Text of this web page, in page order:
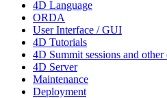
4D Language
ORDA
User Interface / GUI
4D Tutorials
4D Summit sessions and
4D Server
Maintenance
Deployment